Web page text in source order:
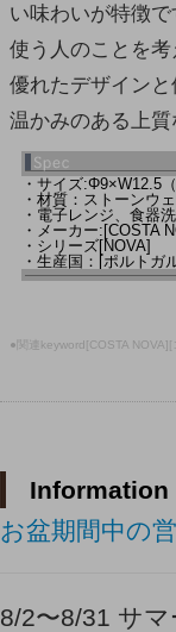
い味わいが特徴で
使う人のことを
優れたデザインと
温かみのある上質
・サイズ:Φ9×W12.5
・材質：ストーンウ
・電子レンジ、食器
・メーカー:[COSTA
・シリーズ[NOVA]
・生産国：[ポルトガ
●関連keyword[COSTA
Information
お盆期間中の
8/2〜8/31 サ